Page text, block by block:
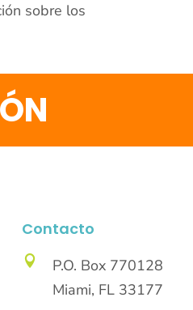
sobre los
Contacto

P.O. Box 770128
Miami, FL 33177